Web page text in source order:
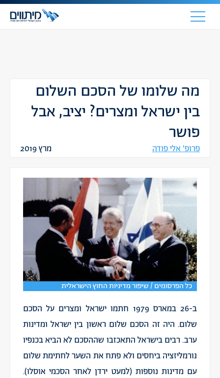
מה שלומו של הסכם השלום
בין ישראל ומצרים? יציב, אבל
פושר
פרופ' אלי פודה מרץ 2019
כל הפרסומים / שיפור מדיניות החוץ הישראלית
ב-26 במארס 1979 חתמו ישראל ומצרים על הסכם
שלום. היה זה הסכם שלום ראשון בין ישראל ומדינות
ערב. רבים בישראל התאכזבו שההסכם לא הביא בכנפיו
נורמליזציה ביחסים ולא פתח את השער לחתימת שלום
עם מדינות נוספות (למעט ירדן לאחר הסכמי אוסלו).